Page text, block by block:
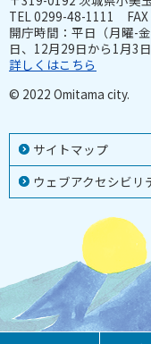
サイトマップ
ウェブアクセシビリ
TEL 0299-48-1111
開庁時間：平日（月曜-
日、12月29日から1月3
詳しくはこちら
© 2022 Omitama city.